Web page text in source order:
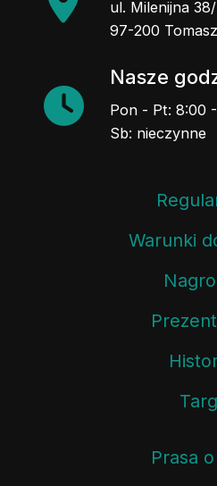
ul. Milenijna
97-200
Nasze
Pon - Pt: 8:00
Sb: nieczynne
Warunki
Prasa